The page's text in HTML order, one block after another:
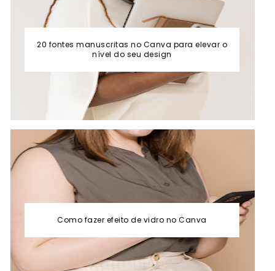
20 fontes manuscritas no Canva para elevar o
nível do seu design
Como fazer efeito de vidro no Canva